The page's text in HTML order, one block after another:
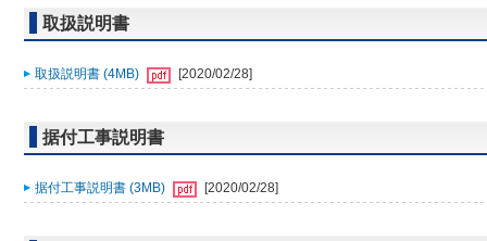
取扱説明書
取扱説明書 (4MB) [2020/02/28]
据付工事説明書
据付工事説明書 (3MB) [2020/02/28]